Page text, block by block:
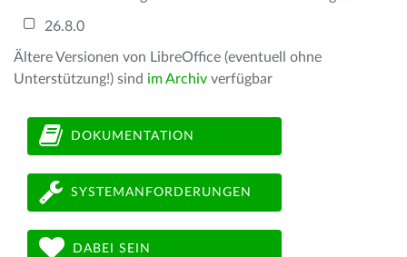
26.8.0
Ältere Versionen von LibreOffice (eventuell ohne
Unterstützung!) sind im Archiv verfügbar
DOKUMENTATION
SYSTEMANFORDERUNGEN
DABEI SEIN